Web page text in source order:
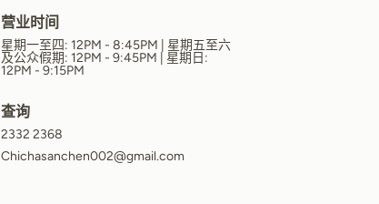
营业时间
星期一至四: 12PM - 8:45PM | 星期五至六
及公众假期: 12PM - 9:45PM | 星期日:
12PM - 9:15PM
查询
2332 2368
Chichasanchen002@gmail.com